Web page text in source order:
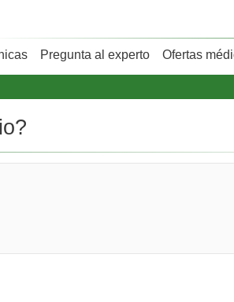
Pregunta al experto Ofertas